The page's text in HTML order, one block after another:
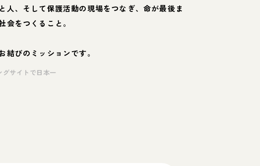
人、そして保護活動の現場をつなぎ、命が最後ま
会をつくること。
結びのミッションです。
サイトで日本一